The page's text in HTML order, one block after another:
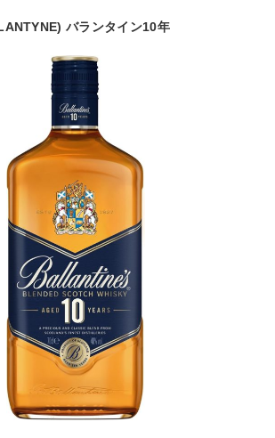
バランタイン10年